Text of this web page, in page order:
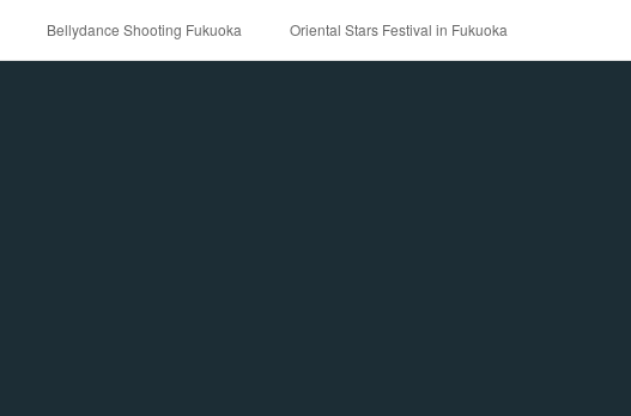
Bellydance Shooting Fukuoka Oriental Stars Festival in Fukuoka